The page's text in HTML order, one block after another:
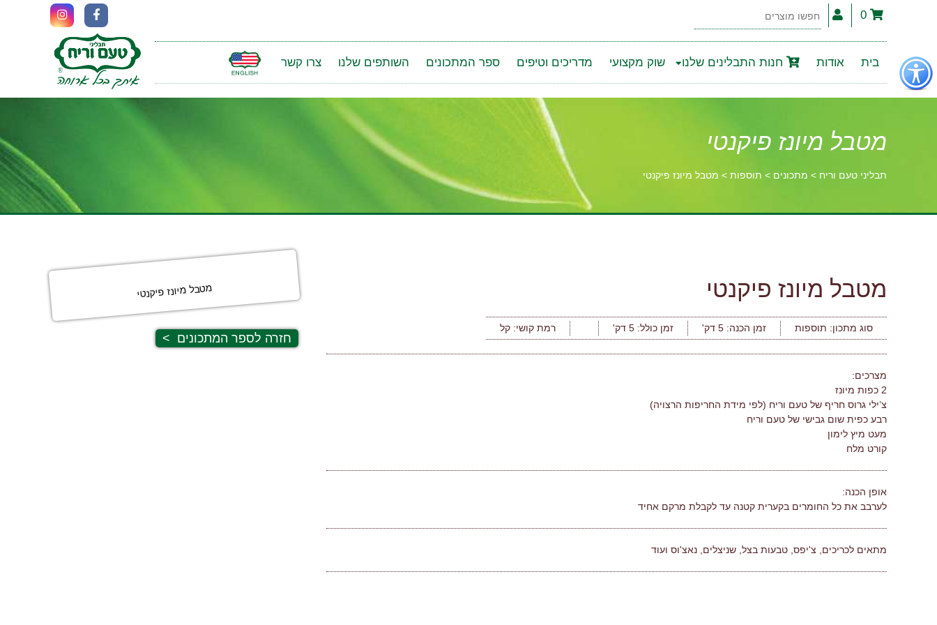
כפתור
לפתיחת
תפריט
נגישות
0 חפשו
בית אודות חנות התבלינים שלנו שוק מקצועי מדריכים וטיפים ספר המתכונים השותפים שלנו צרו קשר
מטבל מיונז פיקנטי
תבליני טעם וריח > מתכונים > תוספות > מטבל מיונז פיקנטי
מטבל מיונז פיקנטי
סוג מתכון: תוספות זמן הכנה: 5 דק' זמן כולל: 5 דק' רמת קושי: קל
מצרכים:
2 כפות מיונז
צ’ילי גרוס חריף של טעם וריח (לפי מידת החריפות הרצויה)
רבע כפית שום גבישי של טעם וריח
מעט מיץ לימון
קורט מלח
אופן הכנה:
לערבב את כל החומרים בקערית קטנה עד לקבלת מרקם אחיד
מתאים לכריכים, צ'יפס, טבעות בצל, שניצלים, נאצ'וס ועוד
מטבל מיונז פיקנטי
חזרה לספר המתכונים >